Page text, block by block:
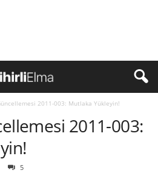
2011-003: Mutlaka Yükleyin!
2011-003:
5